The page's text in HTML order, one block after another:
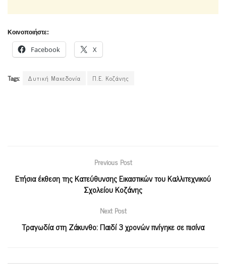
Κοινοποιήστε:
Facebook X
Tags: Δυτική Μακεδονία Π.Ε. Κοζάνης
Previous Post
Ετήσια έκθεση της Κατεύθυνσης Εικαστικών του Καλλιτεχνικού
Σχολείου Κοζάνης
Next Post
Τραγωδία στη Ζάκυνθο: Παιδί 3 χρονών πνίγηκε σε πισίνα